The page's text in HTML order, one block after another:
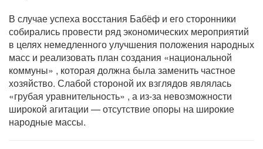
В случае успеха восстания Бабёф и его сторонники
собирались провести ряд экономических мероприятий
в целях немедленного улучшения положения народных
масс и реализовать план создания «национальной
коммуны» , которая должна была заменить частное
хозяйство. Слабой стороной их взглядов являлась
«грубая уравнительность» , а из-за невозможности
широкой агитации — отсутствие опоры на широкие
народные массы.